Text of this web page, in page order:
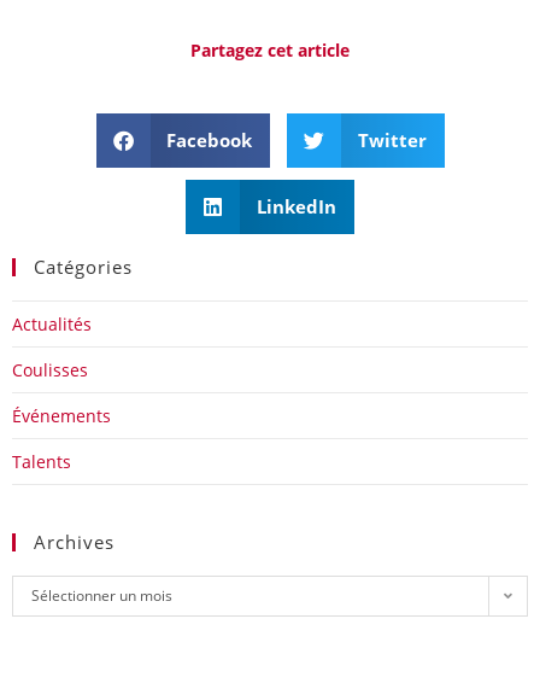
Partagez cet article
Facebook Twitter
LinkedIn
Catégories
Actualités
Coulisses
Événements
Talents
Archives
Sélectionner un mois